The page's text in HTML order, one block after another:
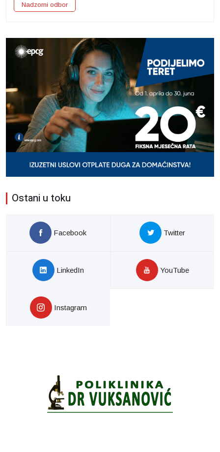
Nadzorni odbor
Ostani u toku
Facebook Twitter
LinkedIn YouTube
Instagram